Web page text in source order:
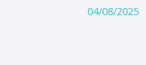
04/08/2025